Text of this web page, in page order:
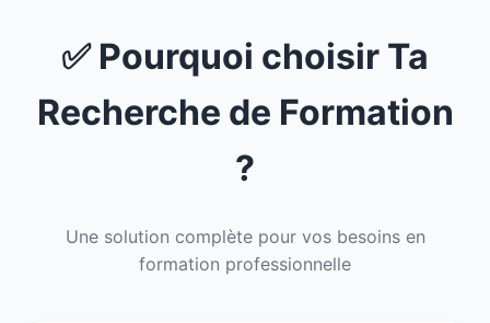
✅ Pourquoi choisir Ta
Recherche de Formation
?
Une solution complète pour vos besoins en
formation professionnelle